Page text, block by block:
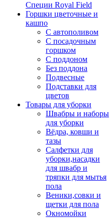
Специи Royal Field
Горшки цветочные и
кашпо
С автополивом
С посадочным
горшком
С поддоном
Без поддона
Подвесные
Подставки для
цветов
Товары для уборки
Швабры и наборы
для уборки
Вёдра, ковши и
тазы
Салфетки для
уборки,насадки
для швабр и
тряпки для мытья
пола
Веники,совки и
щетки для пола
Окномойки